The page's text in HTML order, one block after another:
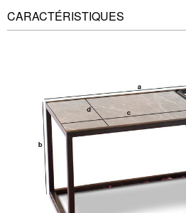
CARACTÉRISTIQUES